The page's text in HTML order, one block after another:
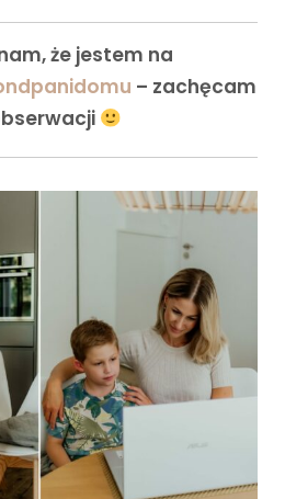
że jestem na
– zachęcam